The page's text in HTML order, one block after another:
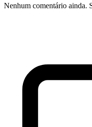
Nenhum comentário ainda.